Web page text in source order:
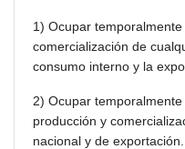
1) Ocupar
comercialización de
consumo interno y la
2) Ocupar
producción y
nacional y de exportación.